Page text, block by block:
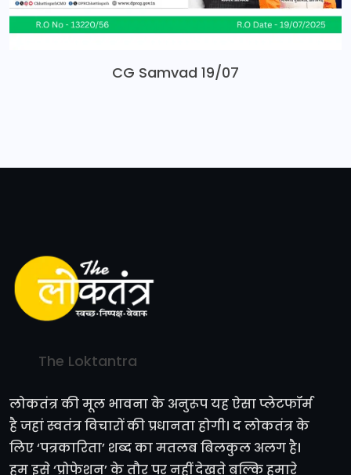
CG Samvad 19/07
The Loktantra
लोकतंत्र की मूल भावना के अनुरूप यह ऐसा प्लेटफॉर्म
है जहां स्वतंत्र विचारों की प्रधानता होगी। द लोकतंत्र के
लिए ‘पत्रकारिता’ शब्द का मतलब बिलकुल अलग है।
हम इसे ‘प्रोफेशन’ के तौर पर नहीं देखते बल्कि हमारे